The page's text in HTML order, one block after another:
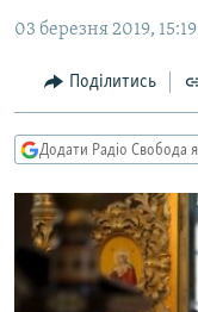
основної
навігації
Перейти
до
пошуку
ЕКОНОМІКА
СУСПІЛЬСТВО
УКРАЇНА
СВІТ
РОСІЙСЬКА
ДОНБАС.РЕАЛІЇ
ТИ ЯК?
СХЕМИ
КИТАЙ.ВИКЛИКИ
МУЛЬТИМЕДІА
03 березня 2019, 15:19
Поділитись
Додати Радіо Свобода